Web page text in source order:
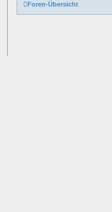
Foren-Übersicht